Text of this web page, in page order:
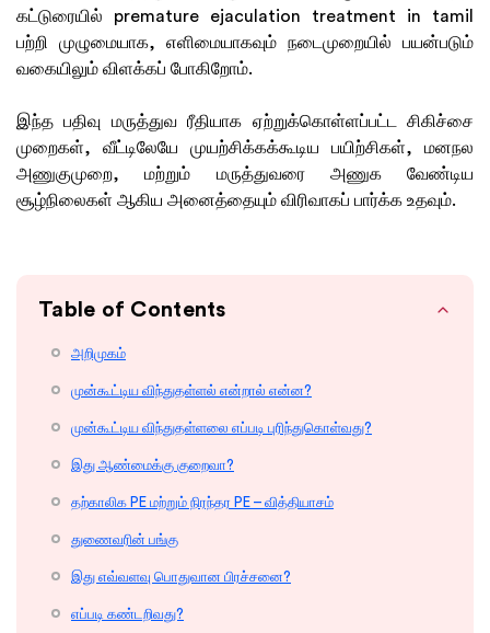
கட்டுரையில் premature ejaculation treatment in tamil
பற்றி முழுமையாக, எளிமையாகவும் நடைமுறையில் பயன்படும்
வகையிலும் விளக்கப் போகிறோம்.
இந்த பதிவு மருத்துவ ரீதியாக ஏற்றுக்கொள்ளப்பட்ட சிகிச்சை
முறைகள், வீட்டிலேயே முயற்சிக்கக்கூடிய பயிற்சிகள், மனநல
அணுகுமுறை, மற்றும் மருத்துவரை அணுக வேண்டிய
சூழ்நிலைகள் ஆகிய அனைத்தையும் விரிவாகப் பார்க்க உதவும்.
Table of Contents
அறிமுகம்
முன்கூட்டிய விந்துதள்ளல் என்றால் என்ன?
முன்கூட்டிய விந்துதள்ளலை எப்படி புரிந்துகொள்வது?
இது ஆண்மைக்கு குறைவா?
தற்காலிக PE மற்றும் நிரந்தர PE – வித்தியாசம்
துணைவரின் பங்கு
இது எவ்வளவு பொதுவான பிரச்சனை?
எப்படி கண்டறிவது?